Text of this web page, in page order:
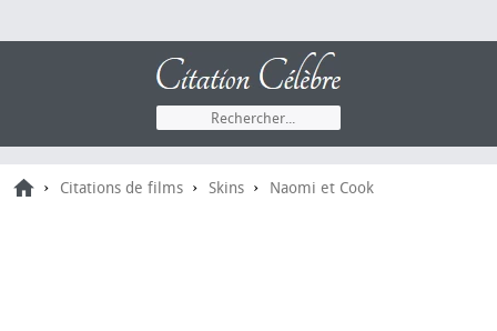
› Citations de films › Skins › Naomi et Cook